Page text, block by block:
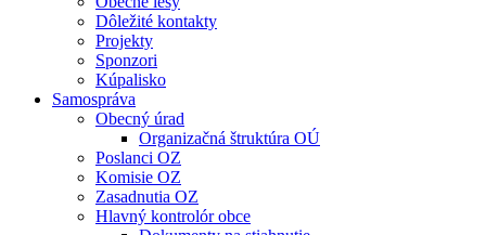
Dôležité kontakty
Projekty
Sponzori
Kúpalisko
Samospráva
Obecný úrad
Organizačná štruktúra OÚ
Poslanci OZ
Komisie OZ
Zasadnutia OZ
Hlavný kontrolór obce